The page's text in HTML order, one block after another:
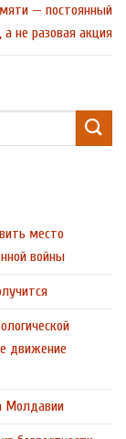
— постоянный
а не разовая акция
место
войны
движение
Молдавии